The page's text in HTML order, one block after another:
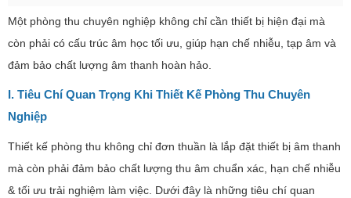
Một phòng thu chuyên nghiệp không chỉ cần thiết bị hiện đại mà
còn phải có cấu trúc âm học tối ưu, giúp hạn chế nhiễu, tạp âm và
đảm bảo chất lượng âm thanh hoàn hảo.
I. Tiêu Chí Quan Trọng Khi Thiết Kế Phòng Thu Chuyên
Nghiệp
Thiết kế phòng thu không chỉ đơn thuần là lắp đặt thiết bị âm thanh
mà còn phải đảm bảo chất lượng thu âm chuẩn xác, hạn chế nhiễu
& tối ưu trải nghiệm làm việc. Dưới đây là những tiêu chí quan